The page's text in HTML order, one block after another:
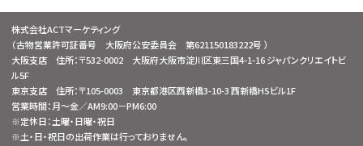
株式会社ACTマーケティング
（古物営業許可証番号 大阪府公安委員会 第621150183222号 ）
大阪支店 住所：〒532-0002 大阪府大阪市淀川区東三国4-1-16 ジャパンクリエイトビ
ル5F
東京支店 住所：〒105-0003 東京都港区西新橋3-10-3 西新橋HSビル1F
営業時間：月～金／AM9:00－PM6:00
※定休日：土曜・日曜・祝日
※土・日・祝日の出荷作業は行っておりません。